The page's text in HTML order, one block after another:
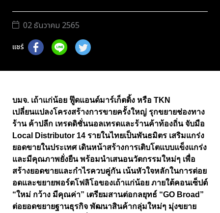
02 ธันวาคม 2565
แชร์
บมจ. เถ้าแก่น้อย ฟู๊ดแอนด์มาร์เก็ตติ้ง หรือ TKN
เปลี่ยนแปลงโครงสร้างการขายครั้งใหญ่ รุกขยายช่องทาง
ร้าน ค้าปลีก เทรดดิชั่นนอลเทรดและร้านค้าท้องถิ่น จับมือ
Local Distributor 14 รายในไทยเป็นพันธมิตร เสริมแกร่ง
ยอดขายในประเทศ เดินหน้าสร้างการเติบโตแบบแข็งแกร่ง
และมีคุณภาพยั่งยืน พร้อมนำเสนอนวัตกรรมใหม่ๆ เพื่อ
สร้างยอดขายและกำไรควบคู่กัน เน้นหัวใจหลักในการต่อย
อดและขยายพอร์ตโฟลิโอของเถ้าแก่น้อย ภายใต้คอนเซ็ปต์
“ใหม่ กว้าง มีคุณค่า” เตรียมสานต่อกลยุทธ์ “GO Broad”
ต่อยอดขยายฐานธุรกิจ พัฒนาสินค้ากลุ่มใหม่ๆ มุ่งขยาย